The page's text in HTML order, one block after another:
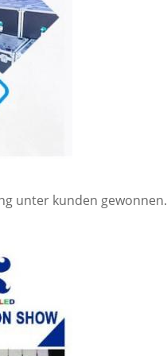
unter kunden gewonnen.